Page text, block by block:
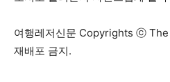
여행레저신문 Copyrights ⓒ
재배포 금지.